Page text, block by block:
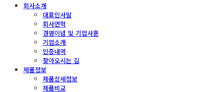
회사소개
대표인사말
회사연혁
경영이념 및 기업사훈
기업소개
인증내역
찾아오시는 길
제품정보
제품상세정보
제품비교